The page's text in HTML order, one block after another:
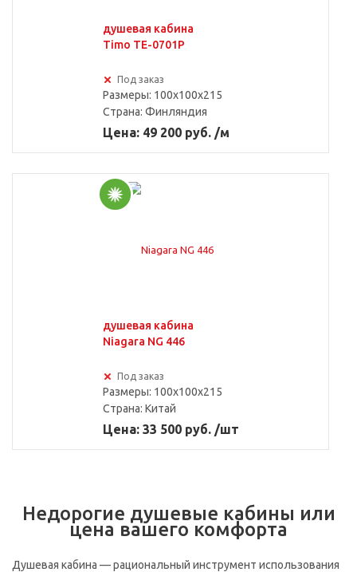
душевая кабина
Timo TE-0701P
Под заказ
Размеры: 100x100x215
Страна: Финляндия
Цена: 49 200 руб. /м
душевая кабина
Niagara NG 446
Под заказ
Размеры: 100x100x215
Страна: Китай
Цена: 33 500 руб. /шт
Недорогие душевые кабины или
цена вашего комфорта
Душевая кабина — рациональный инструмент использования